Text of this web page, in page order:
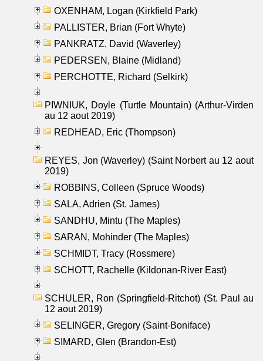
OXENHAM, Logan (Kirkfield Park)
PALLISTER, Brian (Fort Whyte)
PANKRATZ, David (Waverley)
PEDERSEN, Blaine (Midland)
PERCHOTTE, Richard (Selkirk)
PIWNIUK, Doyle (Turtle Mountain) (Arthur-Virden
au 12 aout 2019)
REDHEAD, Eric (Thompson)
REYES, Jon (Waverley) (Saint Norbert au 12 aout
2019)
ROBBINS, Colleen (Spruce Woods)
SALA, Adrien (St. James)
SANDHU, Mintu (The Maples)
SARAN, Mohinder (The Maples)
SCHMIDT, Tracy (Rossmere)
SCHOTT, Rachelle (Kildonan-River East)
SCHULER, Ron (Springfield-Ritchot) (St. Paul au
12 aout 2019)
SELINGER, Gregory (Saint-Boniface)
SIMARD, Glen (Brandon-Est)